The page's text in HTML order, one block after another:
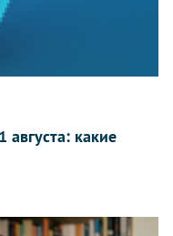
августа: какие